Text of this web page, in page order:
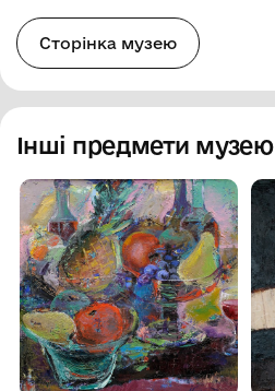
Сторінка музею
Інші предмети музею